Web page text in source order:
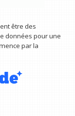
être des
données pour une
par la